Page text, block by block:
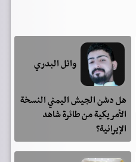
وائل البدري
هل دشن الجيش اليمني النسخة
الأمريكية من طائرة شاهد
الإيرانية؟